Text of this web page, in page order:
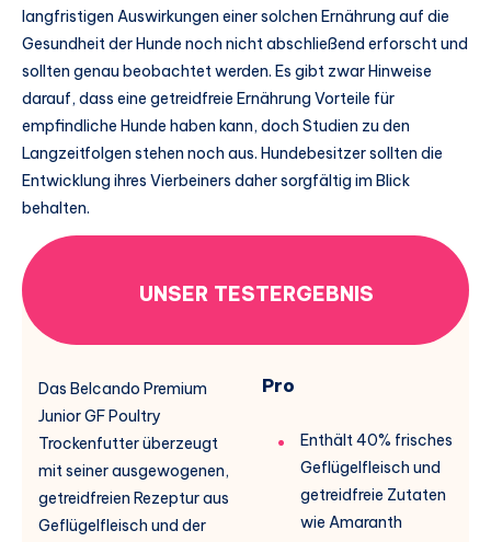
langfristigen Auswirkungen einer solchen Ernährung auf die
Gesundheit der Hunde noch nicht abschließend erforscht und
sollten genau beobachtet werden. Es gibt zwar Hinweise
darauf, dass eine getreidfreie Ernährung Vorteile für
empfindliche Hunde haben kann, doch Studien zu den
Langzeitfolgen stehen noch aus. Hundebesitzer sollten die
Entwicklung ihres Vierbeiners daher sorgfältig im Blick
behalten.
UNSER TESTERGEBNIS
Das Belcando Premium
Junior GF Poultry
Trockenfutter überzeugt
mit seiner ausgewogenen,
getreidfreien Rezeptur aus
Geflügelfleisch und der
Pro
Enthält 40% frisches
Geflügelfleisch und
getreidfreie Zutaten
wie Amaranth